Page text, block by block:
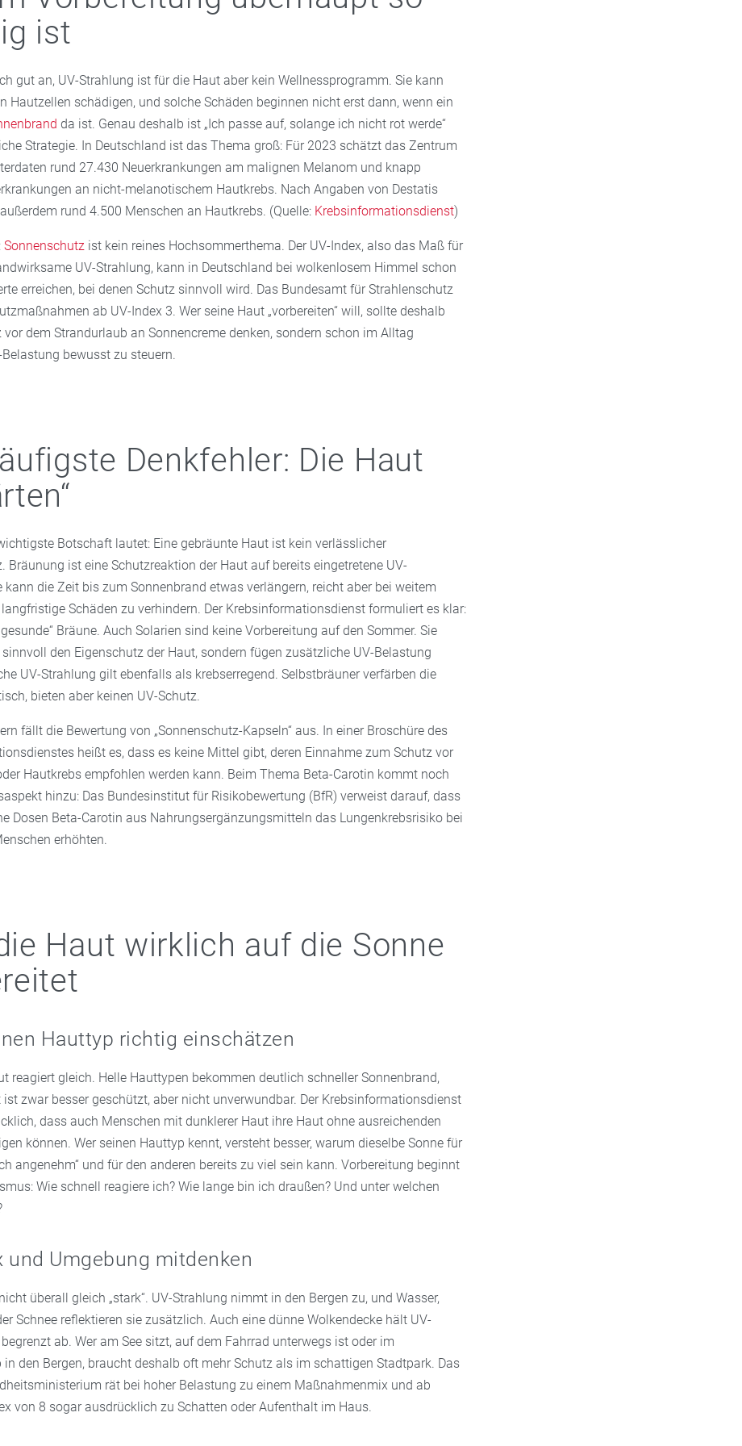
ist
gut an, UV-Strahlung ist für die Haut aber kein Wellnessprogramm. Sie kann
Hautzellen schädigen, und solche Schäden beginnen nicht erst dann, wenn ein
da ist. Genau deshalb ist „Ich passe auf, solange ich nicht rot werde“
Strategie. In Deutschland ist das Thema groß: Für 2023 schätzt das Zentrum
rund 27.430 Neuerkrankungen am malignen Melanom und knapp
an nicht-melanotischem Hautkrebs. Nach Angaben von Destatis
rund 4.500 Menschen an Hautkrebs. (Quelle: Krebsinformationsdienst)
Sonnenschutzist kein reines Hochsommerthema. Der UV-Index, also das Maß für
UV-Strahlung, kann in Deutschland bei wolkenlosem Himmel schon
erreichen, bei denen Schutz sinnvoll wird. Das Bundesamt für Strahlenschutz
ab UV-Index 3. Wer seine Haut „vorbereiten“ will, sollte deshalb
vor dem Strandurlaub an Sonnencreme denken, sondern schon im Alltag
bewusst zu steuern.
Denkfehler: Die Haut
Botschaft lautet: Eine gebräunte Haut ist kein verlässlicher
Bräunung ist eine Schutzreaktion der Haut auf bereits eingetretene UV-
kann die Zeit bis zum Sonnenbrand etwas verlängern, reicht aber bei weitem
Schäden zu verhindern. Der Krebsinformationsdienst formuliert es klar:
Bräune. Auch Solarien sind keine Vorbereitung auf den Sommer. Sie
den Eigenschutz der Haut, sondern fügen zusätzliche UV-Belastung
UV-Strahlung gilt ebenfalls als krebserregend. Selbstbräuner verfärben die
bieten aber keinen UV-Schutz.
fällt die Bewertung von „Sonnenschutz-Kapseln“ aus. In einer Broschüre des
heißt es, dass es keine Mittel gibt, deren Einnahme zum Schutz vor
Hautkrebs empfohlen werden kann. Beim Thema Beta-Carotin kommt noch
hinzu: Das Bundesinstitut für Risikobewertung (BfR) verweist darauf, dass
Dosen Beta-Carotin aus Nahrungsergänzungsmitteln das Lungenkrebsrisiko bei
erhöhten.
Haut wirklich auf die Sonne
Hauttyp richtig einschätzen
reagiert gleich. Helle Hauttypen bekommen deutlich schneller Sonnenbrand,
ist zwar besser geschützt, aber nicht unverwundbar. Der Krebsinformationsdienst
dass auch Menschen mit dunklerer Haut ihre Haut ohne ausreichenden
können. Wer seinen Hauttyp kennt, versteht besser, warum dieselbe Sonne für
angenehm“ und für den anderen bereits zu viel sein kann. Vorbereitung beginnt
Wie schnell reagiere ich? Wie lange bin ich draußen? Und unter welchen
und Umgebung mitdenken
überall gleich „stark“. UV-Strahlung nimmt in den Bergen zu, und Wasser,
Schnee reflektieren sie zusätzlich. Auch eine dünne Wolkendecke hält UV-
ab. Wer am See sitzt, auf dem Fahrrad unterwegs ist oder im
in den Bergen, braucht deshalb oft mehr Schutz als im schattigen Stadtpark. Das
rät bei hoher Belastung zu einem Maßnahmenmix und ab
von 8 sogar ausdrücklich zu Schatten oder Aufenthalt im Haus.